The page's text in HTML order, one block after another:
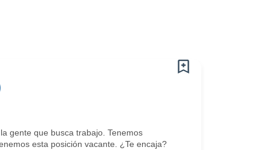
gente que busca trabajo. Tenemos
esta posición vacante. ¿Te encaja?